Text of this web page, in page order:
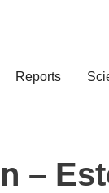
Reports
–